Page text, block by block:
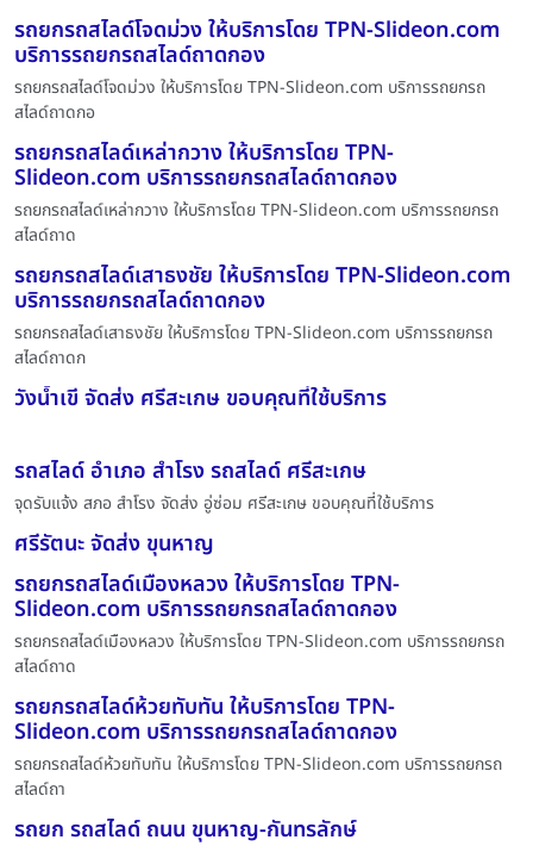
รถยกรถสไลด์โจดม่วง ให้บริการโดย TPN-Slideon.com
บริการรถยกรถสไลด์ถาดกอง
รถยกรถสไลด์โจดม่วง ให้บริการโดย TPN-Slideon.com บริการรถยกรถ
สไลด์ถาดกอ
รถยกรถสไลด์เหล่ากวาง ให้บริการโดย TPN-
Slideon.com บริการรถยกรถสไลด์ถาดกอง
รถยกรถสไลด์เหล่ากวาง ให้บริการโดย TPN-Slideon.com บริการรถยกรถ
สไลด์ถาด
รถยกรถสไลด์เสาธงชัย ให้บริการโดย TPN-Slideon.com
บริการรถยกรถสไลด์ถาดกอง
รถยกรถสไลด์เสาธงชัย ให้บริการโดย TPN-Slideon.com บริการรถยกรถ
สไลด์ถาดก
วังน้ำเขี จัดส่ง ศรีสะเกษ ขอบคุณที่ใช้บริการ
รถสไลด์ อำเภอ สำโรง รถสไลด์ ศรีสะเกษ
จุดรับแจ้ง สภอ สำโรง จัดส่ง อู่ซ่อม ศรีสะเกษ ขอบคุณที่ใช้บริการ
ศรีรัตนะ จัดส่ง ขุนหาญ
รถยกรถสไลด์เมืองหลวง ให้บริการโดย TPN-
Slideon.com บริการรถยกรถสไลด์ถาดกอง
รถยกรถสไลด์เมืองหลวง ให้บริการโดย TPN-Slideon.com บริการรถยกรถ
สไลด์ถาด
รถยกรถสไลด์ห้วยทับทัน ให้บริการโดย TPN-
Slideon.com บริการรถยกรถสไลด์ถาดกอง
รถยกรถสไลด์ห้วยทับทัน ให้บริการโดย TPN-Slideon.com บริการรถยกรถ
สไลด์ถา
รถยก รถสไลด์ ถนน ขุนหาญ-กันทรลักษ์